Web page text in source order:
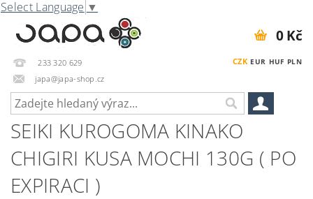
Select Language ▼
233 320 629
japa@japa-shop.cz
CZK EUR HUF PLN
0 Kč
SEIKI KUROGOMA KINAKO
CHIGIRI KUSA MOCHI 130G ( PO
EXPIRACI )